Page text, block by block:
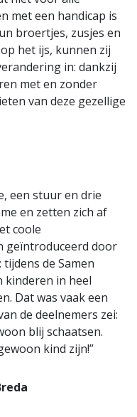
met een handicap is
broertjes, zusjes en
het ijs, kunnen zij
in: dankzij
met en zonder
van deze gezellige
een stuur en drie
en zetten zich af
coole
geïntroduceerd door
de Samen
kinderen in heel
Dat was vaak een
de deelnemers zei:
blij schaatsen.
kind zijn!”